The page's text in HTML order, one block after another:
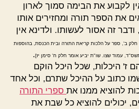
לקבוע את הבימה סמוך לארון
את הספר תורה ומחזירים אותו
ודבר זה אסור לעשותו. ולדינא אין
חלק ב', ספר על הלכות קריאת התורה ובית הכנסת, בהוספות
עמוד שצו. שו"ת יביע אומר חלק ח' סימן יז].
ז' היכלות, שכל היכל הוקם
כתוב על ההיכל שתרם, וכל אחד
להוציא ממנו את ספרי התורה
יכולים להוציא כל שבת את